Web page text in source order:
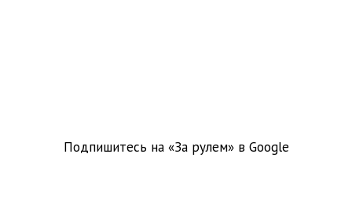
Подпишитесь на «За рулем» в Google